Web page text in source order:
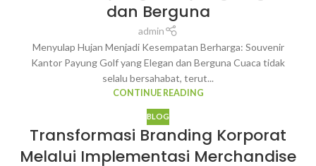
dan Berguna
admin
Menyulap Hujan Menjadi Kesempatan Berharga: Souvenir
Kantor Payung Golf yang Elegan dan Berguna Cuaca tidak
selalu bersahabat, terut...
CONTINUE READING
BLOG
Transformasi Branding Korporat
Melalui Implementasi Merchandise